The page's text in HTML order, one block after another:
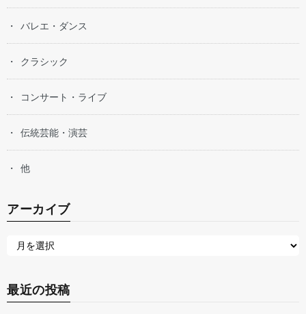
バレエ・ダンス
クラシック
コンサート・ライブ
伝統芸能・演芸
他
アーカイブ
最近の投稿